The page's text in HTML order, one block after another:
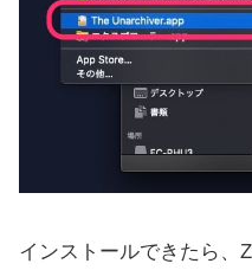
インストールできたら、